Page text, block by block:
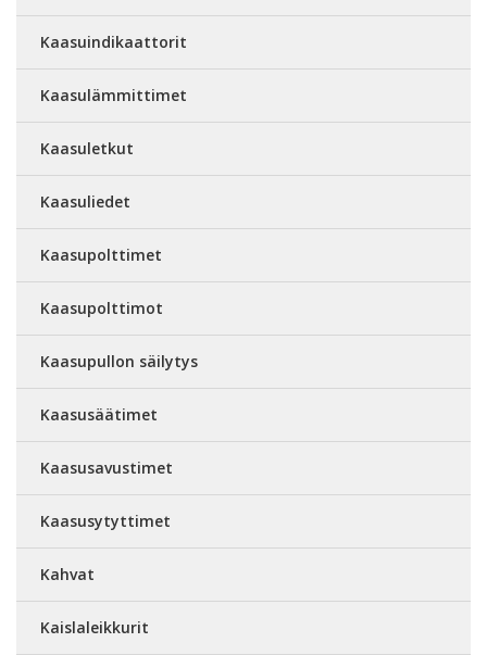
Kaasuindikaattorit
Kaasulämmittimet
Kaasuletkut
Kaasuliedet
Kaasupolttimet
Kaasupolttimot
Kaasupullon säilytys
Kaasusäätimet
Kaasusavustimet
Kaasusytyttimet
Kahvat
Kaislaleikkurit